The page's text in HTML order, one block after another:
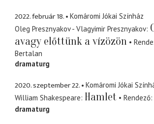
2022. február 18.
Komáromi Jókai Színház
Oleg Presznyakov - Vlagyimir Presznyakov
avagy előttünk a vízözön
Bertalan
dramaturg
2020. szeptember 22.
Komáromi Jókai
William Shakespeare Hamlet Rendező
dramaturg